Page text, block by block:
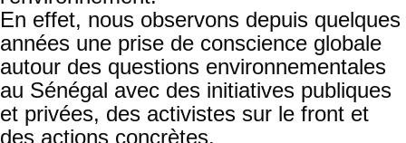
En effet, nous observons depuis quelques
années une prise de conscience globale
autour des questions environnementales
au Sénégal avec des initiatives publiques
et privées, des activistes sur le front et
des actions concrètes.